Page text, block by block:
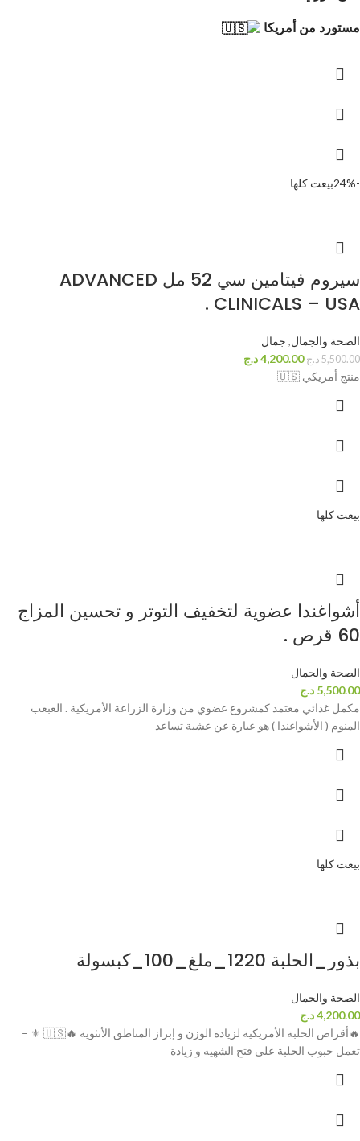
مستورد من أمريكا
-24% بيعت كلها
سيروم فيتامين سي 52 مل ADVANCED
CLINICALS – USA .
الصحة والجمال, جمال
5,500.00د.ج 4,200.00د.ج
منتج أمريكي 🇺🇸
بيعت كلها
أشواغندا عضوية لتخفيف التوتر و تحسين المزاج
60 قرص .
الصحة والجمال
5,500.00 د.ج
مكمل غذائي معتمد كمشروع عضوي من وزارة الزراعة الأمريكية . العبعب
المنوم ( الأشواغندا ) هو عبارة عن عشبة تساعد
بيعت كلها
بذور_الحلبة 1220_ملغ_100_كبسولة
الصحة والجمال
4,200.00د.ج
🔥أقراص الحلبة الأمريكية لزيادة الوزن و إبراز المناطق الأنثوية 🔥🇺🇸 ⚜ –
تعمل حبوب الحلبة على فتح الشهيه و زيادة